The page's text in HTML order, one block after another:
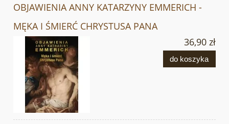
OBJAWIENIA ANNY KATARZYNY EMMERICH -
MĘKA I ŚMIERĆ CHRYSTUSA PANA
36,90 zł
do koszyka